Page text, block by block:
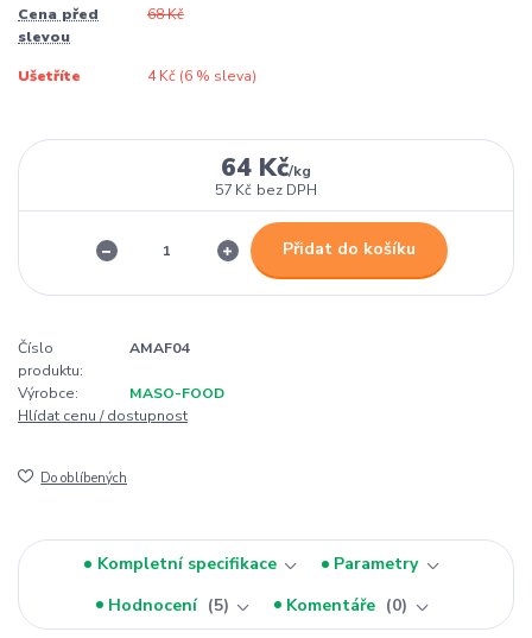
Cena před
slevou
68 Kč
Ušetříte 4 Kč (6% sleva)
64 Kč/kg
57 Kč bez DPH
Přidat do košíku
Číslo
produktu:
AMAF04
Výrobce:
MASO-FOOD
Hlídat cenu / dostupnost
Do oblíbených
Kompletní specifikace
Parametry
Hodnocení
5 Komentáře 0